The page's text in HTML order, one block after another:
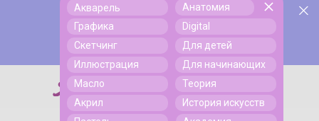
Поиск
Поиск
Акварель
Графика
Скетчинг
Иллюстрация
Масло
Акрил
Анатомия
Digital
Для детей
Для начинающих
Теория
История искусств